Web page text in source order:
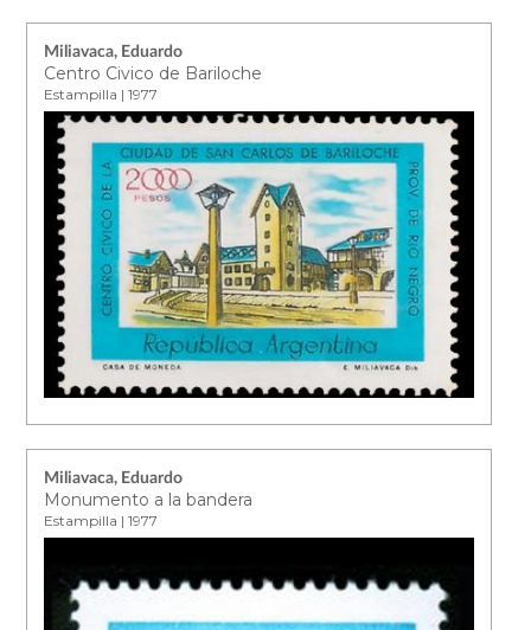
Miliavaca, Eduardo
Centro Civico de Bariloche
Estampilla | 1977
Miliavaca, Eduardo
Monumento a la bandera
Estampilla | 1977